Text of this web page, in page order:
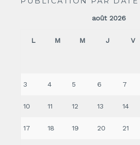
août 2026
L M M J V
3 4 5 6 7
10 11 12 13 14
17 18 19 20 21